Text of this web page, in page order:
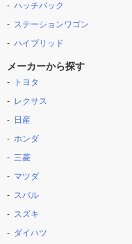
ハッチバック
ステーションワゴン
ハイブリッド
メーカーから探す
トヨタ
レクサス
日産
ホンダ
三菱
マツダ
スバル
スズキ
ダイハツ